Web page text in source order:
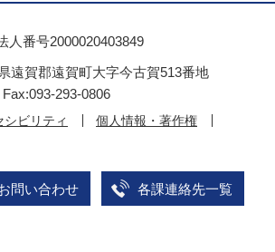
人番号2000020403849
遠賀郡遠賀町大字今古賀513番地
293-0806
シビリティ
個人情報・著作権
問い合わせ 各課連絡先一覧